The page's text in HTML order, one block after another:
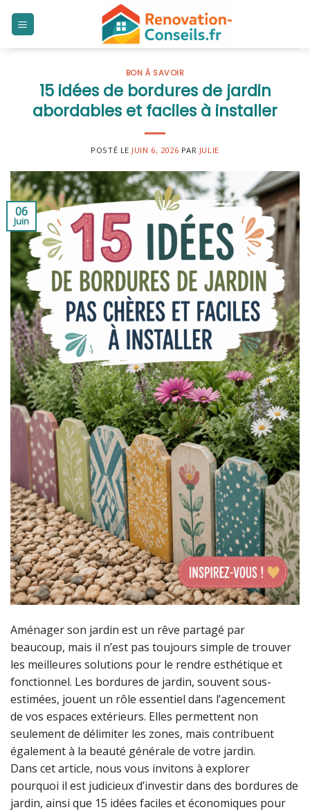
BON À SAVOIR
15 idées de bordures de jardin
abordables et faciles à installer
POSTÉ LE JUIN 6, 2026 PAR JULIE
06
Juin
Aménager son jardin est un rêve partagé par
beaucoup, mais il n’est pas toujours simple de trouver
les meilleures solutions pour le rendre esthétique et
fonctionnel. Les bordures de jardin, souvent sous-
estimées, jouent un rôle essentiel dans l’agencement
de vos espaces extérieurs. Elles permettent non
seulement de délimiter les zones, mais contribuent
également à la beauté générale de votre jardin.
Dans cet article, nous vous invitons à explorer
pourquoi il est judicieux d’investir dans des bordures de
jardin, ainsi que 15 idées faciles et économiques pour